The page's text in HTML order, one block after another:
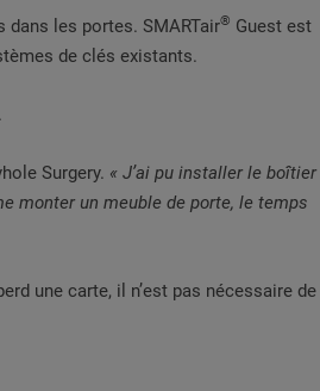
dans les portes. SMARTair® Guest est
de clés existants.
Surgery. « J’ai pu installer le boîtier
monter un meuble de porte, le temps
une carte, il n’est pas nécessaire de